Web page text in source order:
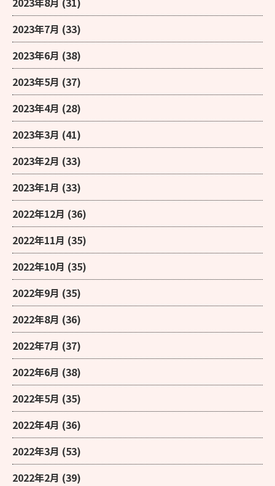
2023年7月 (33)
2023年6月 (38)
2023年5月 (37)
2023年4月 (28)
2023年3月 (41)
2023年2月 (33)
2023年1月 (33)
2022年12月 (36)
2022年11月 (35)
2022年10月 (35)
2022年9月 (35)
2022年8月 (36)
2022年7月 (37)
2022年6月 (38)
2022年5月 (35)
2022年4月 (36)
2022年3月 (53)
2022年2月 (39)